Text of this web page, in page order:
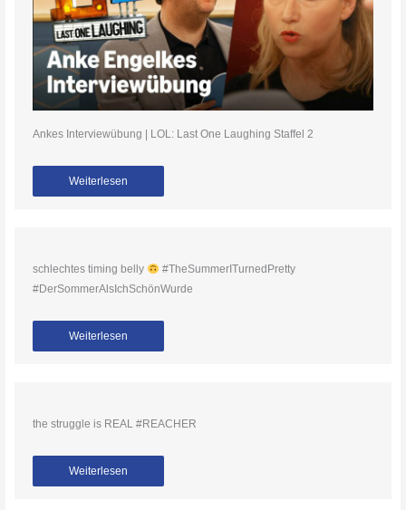
Ankes Interviewübung | LOL: Last One Laughing Staffel 2
Weiterlesen
schlechtes timing belly
#TheSummerITurnedPretty
#DerSommerAlsIchSchönWurde
Weiterlesen
the struggle is REAL #REACHER
Weiterlesen